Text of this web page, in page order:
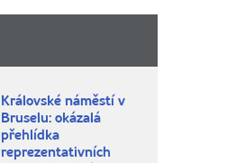
Královské náměstí v
Bruselu: okázalá
přehlídka
reprezentativních